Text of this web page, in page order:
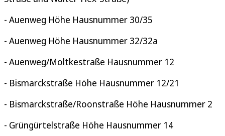
- Auenweg Höhe Hausnummer 30/35
- Auenweg Höhe Hausnummer 32/32a
- Auenweg/Moltkestraße Hausnummer 12
- Bismarckstraße Höhe Hausnummer 12/21
- Bismarckstraße/Roonstraße Höhe Hausnummer 2
- Grüngürtelstraße Höhe Hausnummer 14